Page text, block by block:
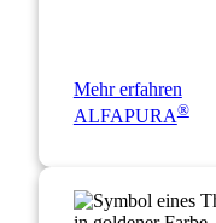
Mehr erfahren
ALFAPURA®